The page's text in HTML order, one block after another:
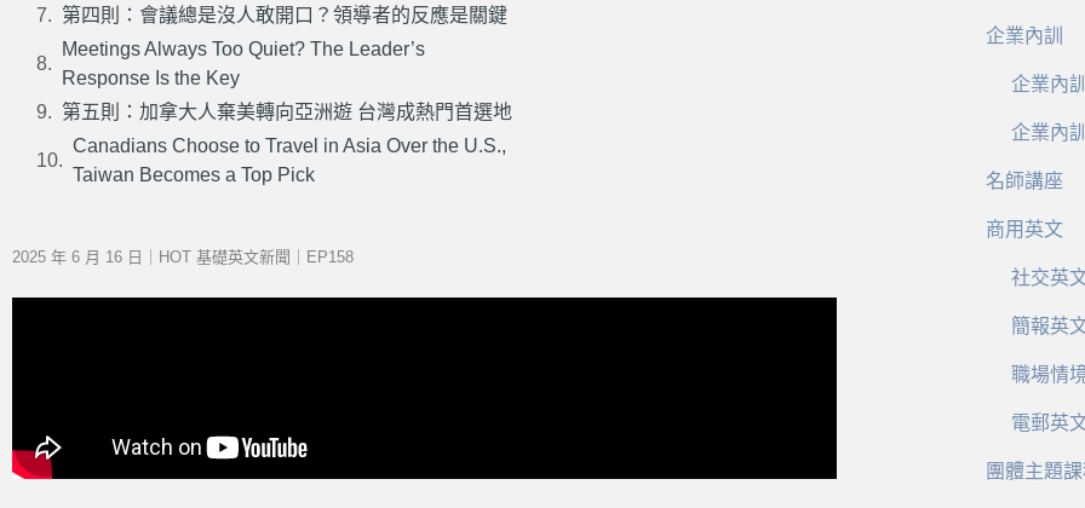
第四則：會議總是沒人敢開口？領導者的反應是關鍵
Meetings Always Too Quiet? The Leader’s
Response Is the Key
第五則：加拿大人棄美轉向亞洲遊 台灣成熱門首選地
Canadians Choose to Travel in Asia Over the U.S.,
Taiwan Becomes a Top Pick
2025 年 6 月 16 日｜HOT 基礎英文新聞｜EP158
企業內訓
企業內
企業內
名師講座
商用英文
社交英
簡報英
職場情
電郵英
團體主題